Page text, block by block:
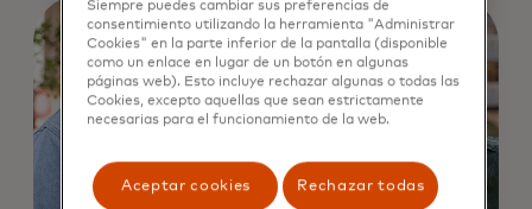
Siempre puedes cambiar sus preferencias de
consentimiento utilizando la herramienta "Administrar
Cookies" en la parte inferior de la pantalla (disponible
como un enlace en lugar de un botón en algunas
páginas web). Esto incluye rechazar algunas o todas las
Cookies, excepto aquellas que sean estrictamente
necesarias para el funcionamiento de la web.
Aceptar cookies Rechazar todas